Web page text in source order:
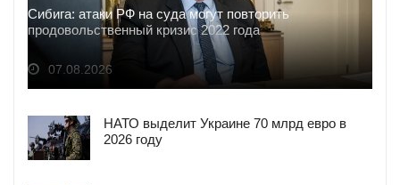
Сибига: атаки РФ на суда могут повторить
продовольственный кризис 2022 года
07.08.2026
НАТО выделит Украине 70 млрд евро в
2026 году